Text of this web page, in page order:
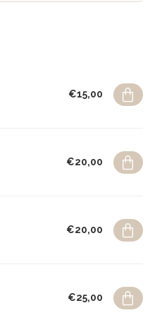
€15,00
€20,00
€20,00
€25,00